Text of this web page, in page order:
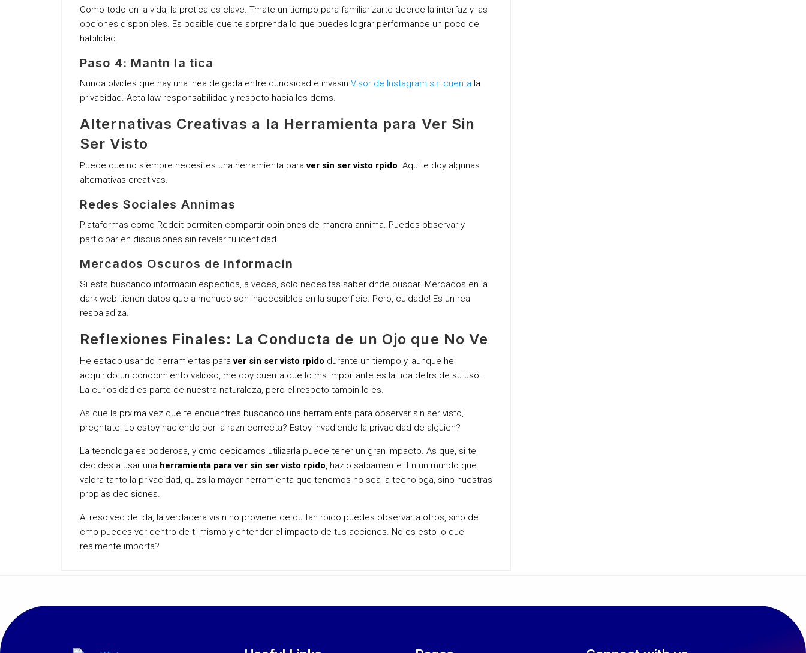
Como todo en la vida, la prctica es clave. Tmate un tiempo para familiarizarte decree la interfaz y las
opciones disponibles. Es posible que te sorprenda lo que puedes lograr performance un poco de
habilidad.
Paso 4: Mantn la tica
Nunca olvides que hay una lnea delgada entre curiosidad e invasin Visor de Instagram sin cuenta la
privacidad. Acta law responsabilidad y respeto hacia los dems.
Alternativas Creativas a la Herramienta para Ver Sin
Ser Visto
Puede que no siempre necesites una herramienta paraver sin ser visto rpido. Aqu te doy algunas
alternativas creativas.
Redes Sociales Annimas
Plataformas como Reddit permiten compartir opiniones de manera annima. Puedes observar y
participar en discusiones sin revelar tu identidad.
Mercados Oscuros de Informacin
Si ests buscando informacin especfica, a veces, solo necesitas saber dnde buscar. Mercados en la
dark web tienen datos que a menudo son inaccesibles en la superficie. Pero, cuidado! Es un rea
resbaladiza.
Reflexiones Finales: La Conducta de un Ojo que No Ve
He estado usando herramientas paraver sin ser visto rpido durante un tiempo y, aunque he
adquirido un conocimiento valioso, me doy cuenta que lo ms importante es la tica detrs de su uso.
La curiosidad es parte de nuestra naturaleza, pero el respeto tambin lo es.
As que la prxima vez que te encuentres buscando una herramienta para observar sin ser visto,
pregntate: Lo estoy haciendo por la razn correcta? Estoy invadiendo la privacidad de alguien?
La tecnologa es poderosa, y cmo decidamos utilizarla puede tener un gran impacto. As que, si te
decides a usar una herramienta para ver sin ser visto rpido, hazlo sabiamente. En un mundo que
valora tanto la privacidad, quizs la mayor herramienta que tenemos no sea la tecnologa, sino nuestras
propias decisiones.
Al resolved del da, la verdadera visin no proviene de qu tan rpido puedes observar a otros, sino de
cmo puedes ver dentro de ti mismo y entender el impacto de tus acciones. No es esto lo que
realmente importa?